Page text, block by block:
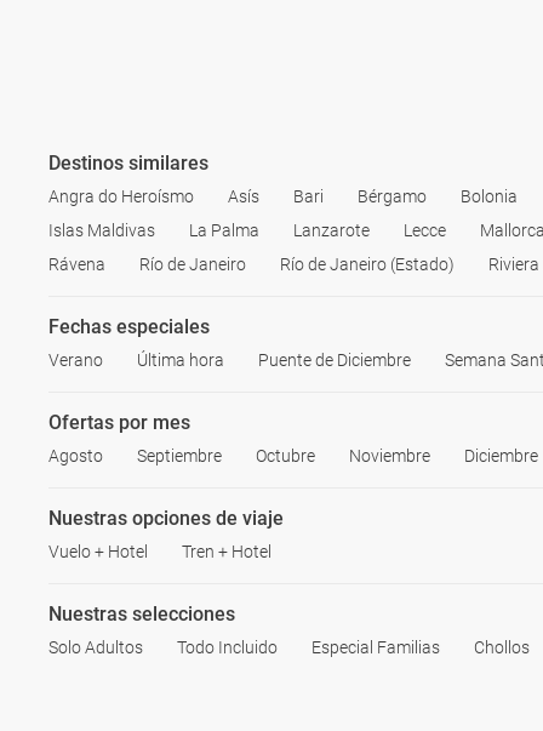
Destinos similares
Angra do Heroísmo Asís Bari Bérgamo Bolonia
Islas Maldivas
La Palma Lanzarote Lecce Mallorca
Rávena
Río de Janeiro Río de Janeiro (Estado)
Fechas especiales
Verano Última hora Puente de Diciembre Semana
Ofertas por mes
Agosto Septiembre Octubre Noviembre Diciembre
Nuestras opciones de viaje
Vuelo + Hotel Tren + Hotel
Nuestras selecciones
Solo Adultos Todo Incluido Especial Familias Chollos